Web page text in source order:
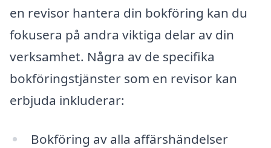
en revisor hantera din bokföring kan du
fokusera på andra viktiga delar av din
verksamhet. Några av de specifika
bokföringstjänster som en revisor kan
erbjuda inkluderar:
Bokföring av alla affärshändelser